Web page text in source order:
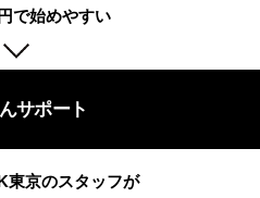
で始めやすい
サポート
東京のスタッフが